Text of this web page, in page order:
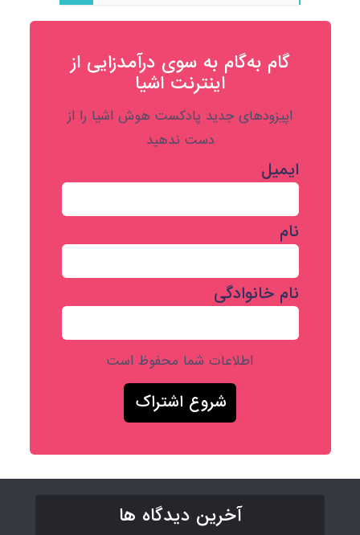
گام به‌گام به‌ سوی درآمدزایی از
اینترنت اشیا
اپیزودهای جدید پادکست هوش اشیا را از
دست ندهید
ایمیل
نام
نام خانوادگی
اطلاعات شما محفوظ است
آخرین دیدگاه ها